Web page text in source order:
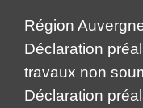
Région
Déclaration
travaux non
Déclaration